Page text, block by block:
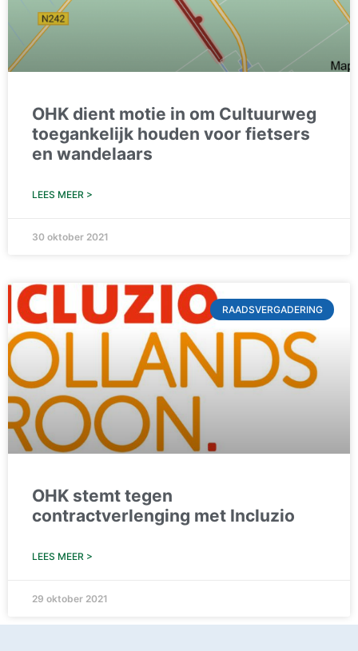
OHK dient motie in om Cultuurweg
toegankelijk houden voor fietsers
en wandelaars
LEES MEER >
30 oktober 2021
RAADSVERGADERING
OHK stemt tegen
contractverlenging met Incluzio
LEES MEER >
29 oktober 2021